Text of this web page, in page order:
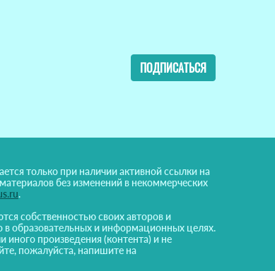
ПОДПИСАТЬСЯ
только при наличии активной ссылки на
без изменений в некоммерческих
.
собственностью своих авторов и
в образовательных и информационных целях.
иного произведения (контента) и не
пожалуйста, напишите на